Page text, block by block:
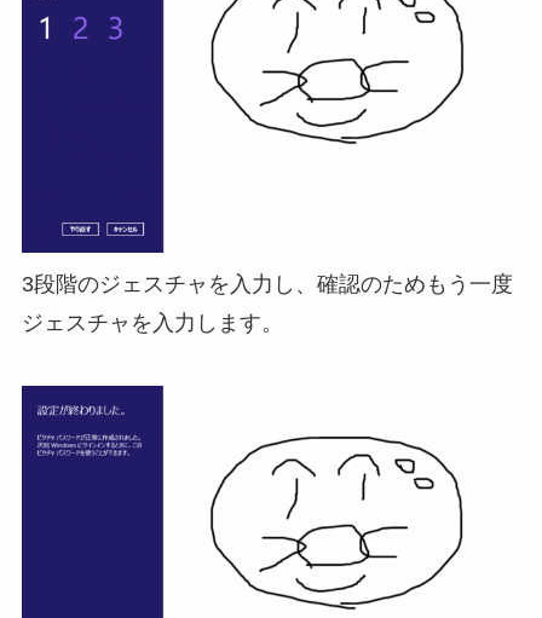
3段階のジェスチャを入力し、確認のためもう一度
ジェスチャを入力します。